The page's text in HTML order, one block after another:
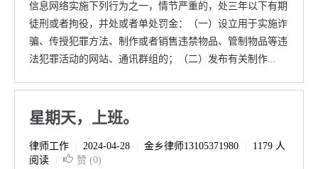
信息网络实施下列行为之一，情节严重的，处三年以下有期
徒刑或者拘役，并处或者单处罚金：（一）设立用于实施诈
骗、传授犯罪方法、制作或者销售违禁物品、管制物品等违
法犯罪活动的网站、通讯群组的；（二）发布有关制作...
星期天，上班。
律师工作 2024-04-28 金乡律师13105371980
1179 人
阅读
赞 (0)